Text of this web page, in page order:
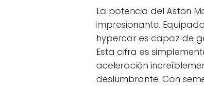
La potencia del Aston
impresionante.
hypercar es capaz de
Esta cifra es
aceleración
deslumbrante. Con